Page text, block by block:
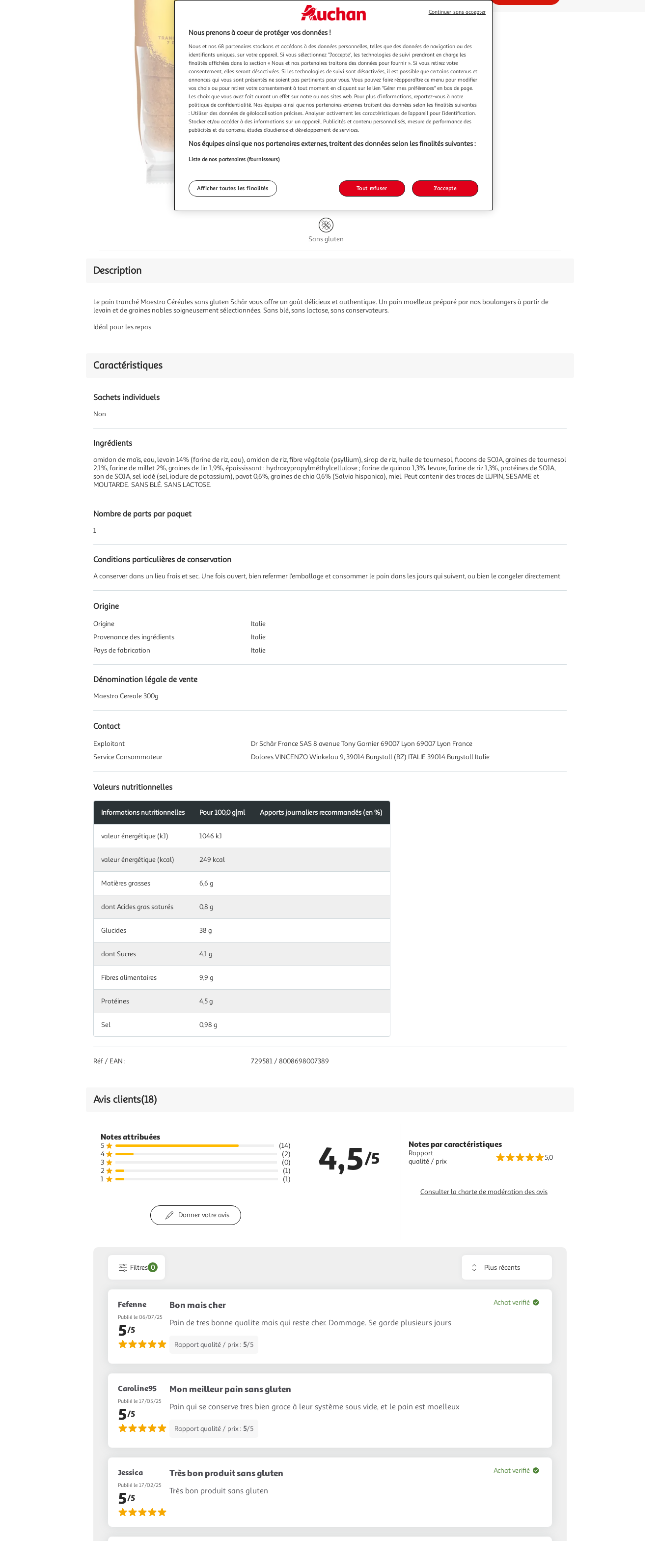
Sans gluten
Description
Le pain tranché Maestro Céréales sans gluten Schär vous offre un goût délicieux et authentique. Un pain moelleux préparé par nos boulangers à partir de
levain et de graines nobles soigneusement sélectionnées. Sans blé, sans lactose, sans conservateurs.
Idéal pour les repas
Caractéristiques
Sachets individuels
Non
Ingrédients
amidon de maïs, eau, levain 14% (farine de riz, eau), amidon de riz, fibre végétale (psyllium), sirop de riz, huile de tournesol, flocons de SOJA, graines de tournesol
2,1%, farine de millet 2%, graines de lin 1,9%, épaississant : hydroxypropylméthylcellulose ; farine de quinoa 1,3%, levure, farine de riz 1,3%, protéines de SOJA,
son de SOJA, sel iodé (sel, iodure de potassium), pavot 0,6%, graines de chia 0,6% (Salvia hispanica), miel. Peut contenir des traces de LUPIN, SESAME et
MOUTARDE. SANS BLÉ. SANS LACTOSE.
Nombre de parts par paquet
1
Conditions particulières de conservation
A conserver dans un lieu frais et sec. Une fois ouvert, bien refermer l‘emballage et consommer le pain dans les jours qui suivent, ou bien le congeler directement
Origine
Origine
Italie
Provenance des ingrédients
Italie
Pays de fabrication
Italie
Dénomination légale de vente
Maestro Cereale 300g
Contact
Exploitant
Dr Schär France SAS 8 avenue Tony Garnier 69007 Lyon 69007 Lyon France
Service Consommateur
Dolores VINCENZO Winkelau 9, 39014 Burgstall (BZ) ITALIE 39014 Burgstall Italie
Valeurs nutritionnelles
nutritionnelles
pour
g|ml
Informations nutritionnelles Pour 100,0 g|ml Apports journaliers recommandés (en %)
valeur énergétique (kJ) 1046 kJ
valeur énergétique (kcal) 249 kcal
Matières grasses 6,6 g
dont Acides gras saturés 0,8 g
Glucides 38 g
dont Sucres 4,1 g
Fibres alimentaires 9,9 g
Protéines 4,5 g
Sel 0,98 g
Réf / EAN : 729581 / 8008698007389
Avis clients(18)
Notes attribuées
5
(14)
4
(2)
3
(0)
2
(1)
1
(1)
4,5/5
Donner votre avis
Notes par caractéristiques
Rapport
qualité / prix
5,0
Consulter la charte de modération des avis
Filtres 0
Trier
avis
Fefenne
Publié le 06/07/25
5/5
Bon mais cher
Pain de tres bonne qualite mais qui reste cher. Dommage. Se garde plusieurs jours
Rapport qualité / prix : 5/5
Achat verifié
Caroline95
Publié le 17/05/25
5/5
Mon meilleur pain sans gluten
Pain qui se conserve tres bien grace à leur système sous vide, et le pain est moelleux
Rapport qualité / prix : 5/5
Jessica
Publié le 17/02/25
5/5
Très bon produit sans gluten
Très bon produit sans gluten
Achat verifié
Nous prenons à coeur de protéger vos données !
Nous et nos 68 partenaires stockons et accédons à des données personnelles, telles que des données de navigation ou des
identifiants uniques, sur votre appareil. Si vous sélectionnez "J'accepte", les technologies de suivi prendront en charge les
finalités affichées dans la section « Nous et nos partenaires traitons des données pour fournir ». Si vous retirez votre
consentement, elles seront désactivées. Si les technologies de suivi sont désactivées, il est possible que certains contenus et
annonces qui vous sont présentés ne soient pas pertinents pour vous. Vous pouvez faire réapparaître ce menu pour modifier
vos choix ou pour retirer votre consentement à tout moment en cliquant sur le lien "Gérer mes préférences" en bas de page.
Les choix que vous avez fait auront un effet sur notre ou nos sites web. Pour plus d’informations, reportez-vous à notre
politique de confidentialité. Nos équipes ainsi que nos partenaires externes traitent des données selon les finalités suivantes
: Utiliser des données de géolocalisation précises. Analyser activement les caractéristiques de l’appareil pour l’identification.
Stocker et/ou accéder à des informations sur un appareil. Publicités et contenu personnalisés, mesure de performance des
publicités et du contenu, études d’audience et développement de services.
Nos équipes ainsi que nos partenaires externes, traitent des données selon les finalités suivantes :
Liste de nos partenaires (fournisseurs)
Afficher toutes les finalités Tout refuser J'accepte
Continuer sans accepter